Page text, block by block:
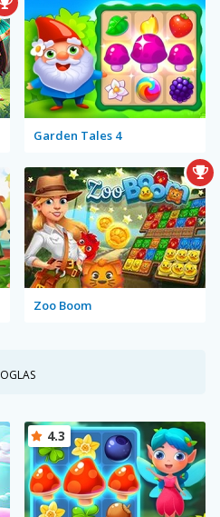
Garden Tales 4
Zoo Boom
OGLAS
4.3